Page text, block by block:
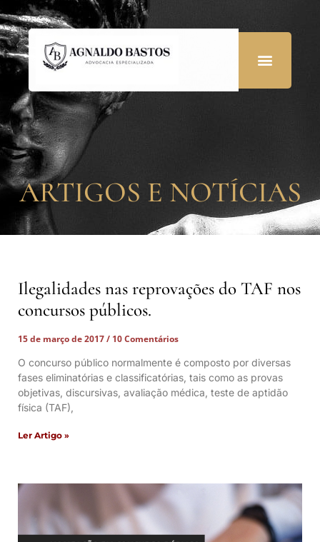
ARTIGOS E NOTÍCIAS
Ilegalidades nas reprovações do TAF nos
concursos públicos.
15 de março de 2017
10 Comentários
O concurso público normalmente é composto por diversas
fases eliminatórias e classificatórias, tais como as provas
objetivas, discursivas, avaliação médica, teste de aptidão
física (TAF),
Ler Artigo »